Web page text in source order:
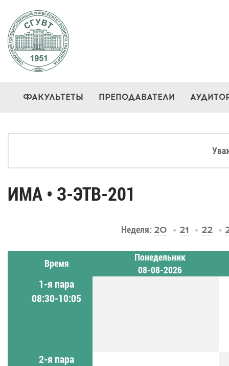
ФАКУЛЬТЕТЫ ПРЕПОДАВАТЕЛИ
ИМА • З-ЭТВ-201
Неделя: 20 21 22
Время
Понедельник
08-08-2026
1-я пара
08:30-10:05
2-я пара